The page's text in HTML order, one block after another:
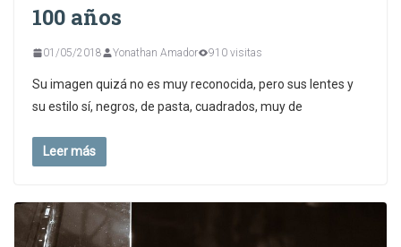
100 años
01/05/2018 Yonathan Amador 910 visitas
Su imagen quizá no es muy reconocida, pero sus lentes y
su estilo sí, negros, de pasta, cuadrados, muy de
Leer más